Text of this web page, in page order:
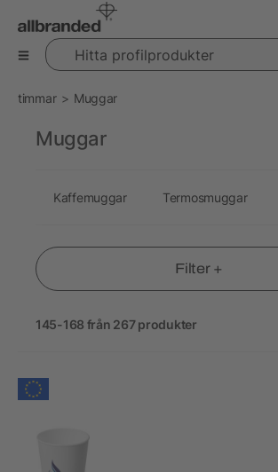
Hitta profilprodukter
timmar Muggar
Filter +
145-168 från 267 produkter
Muggar
Kaffemuggar Termosmuggar